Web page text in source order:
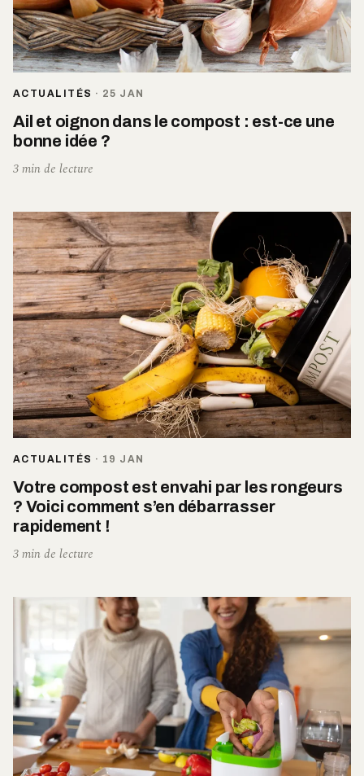
ACTUALITÉS · 25 JAN
Ail et oignon dans le compost : est-ce une
bonne idée ?
3 min de lecture
ACTUALITÉS · 19 JAN
Votre compost est envahi par les rongeurs
? Voici comment s’en débarrasser
rapidement !
3 min de lecture